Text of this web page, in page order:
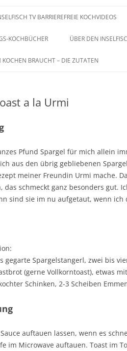
TV BARRIEREFREIE KOCHVIDEOS
KOCHBÜCHER
DAS
& NUDEL
ÜBER DEN
BRAUCHT – DIE ZUTATEN
a la Urmi
Pfund Spargel für mich allein
aus den übrig gebliebenen
meiner Freundin Urmi mache.
das schmeckt ganz besonders gut.
sind sie im nu aufgetaut, wenn
gegarte Spargelstangerl, zwei bis
(gerne Vollkorntoast), etwas
Schinken, 2-3 Scheiben
auftauen lassen, wenn es
im Microwave auftauen. Toast im